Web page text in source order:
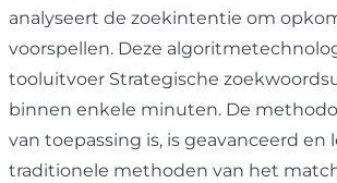
analyseert de zoekintentie om
voorspellen. Deze
tooluitvoer Strategische
binnen enkele minuten. De
van toepassing is, is geavanceerd en
traditionele methoden van het